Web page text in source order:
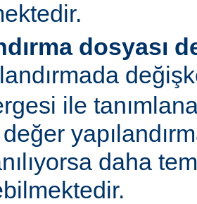
dosyası
ile
değer
daha